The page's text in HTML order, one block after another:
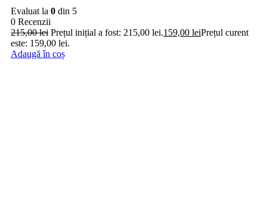
Evaluat la 0 din 5
0 Recenzii
215,00lei Prețul inițial a fost: 215,00 lei.159,00 leiPrețul curent
este: 159,00 lei.
Adaugă în coș